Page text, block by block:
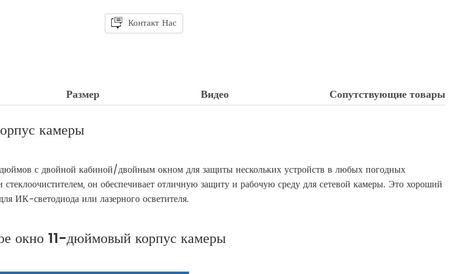
Контакт Нас
Размер Видео Сопутствующие товары
камеры
с двойной кабиной/двойным окном для защиты нескольких устройств в любых погодных
он обеспечивает отличную защиту и рабочую среду для сетевой камеры. Это хороший
ИК-светодиода или лазерного осветителя.
окно 11-дюймовый корпус камеры